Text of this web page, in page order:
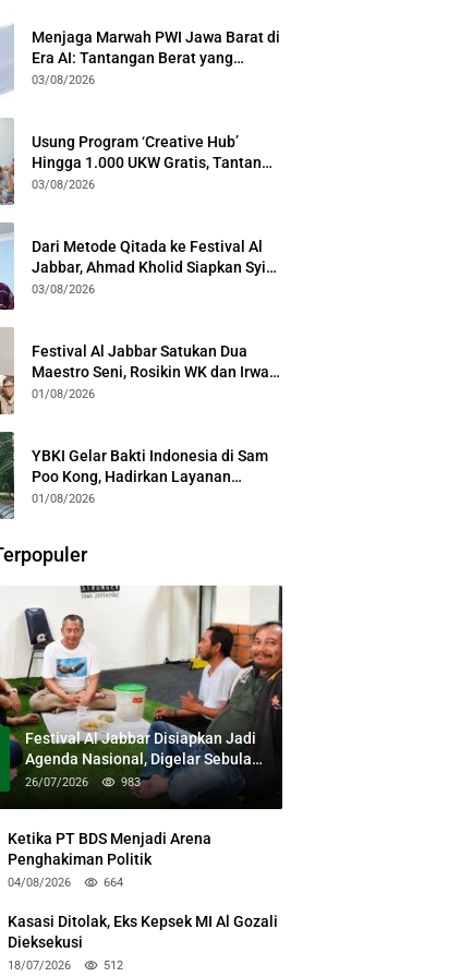
Menjaga Marwah PWI Jawa Barat di
Era AI: Tantangan Berat yang
Menuntut Solidaritas Lintas
03/08/2026
Usung Program ‘Creative Hub’
Hingga 1.000 UKW Gratis, Tantan
Sulthon Paparkan Visi PWI Jabar di
03/08/2026
Dari Metode Qitada ke Festival Al
Jabbar, Ahmad Kholid Siapkan Syiar
Al-Qur’an Lewat Nada
03/08/2026
Festival Al Jabbar Satukan Dua
Maestro Seni, Rosikin WK dan Irwan
Guntari Garap Pertunjukan Kolosal
01/08/2026
YBKI Gelar Bakti Indonesia di Sam
Poo Kong, Hadirkan Layanan
Kesehatan Gratis dan Dialog
01/08/2026
Festival Al Jabbar Disiapkan Jadi
Agenda Nasional, Digelar Sebulan
Penuh di Kawasan Masjid Raya Al
26/07/2026 983
Ketika PT BDS Menjadi Arena
Penghakiman Politik
04/08/2026 664
Kasasi Ditolak, Eks Kepsek MI Al Gozali
Dieksekusi
18/07/2026 512